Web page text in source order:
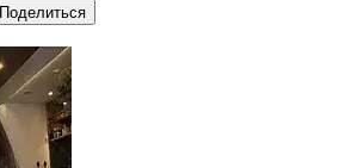
Поделиться